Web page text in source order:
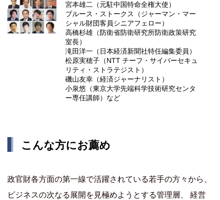
宮本雄二（元駐中国特命全権大使）
ブルース・ストークス（ジャーマン・マー
シャル財団客員シニアフェロー）
高橋杉雄（防衛省防衛研究所防衛政策研究
室長）
滝田洋一（日本経済新聞社特任編集委員）
松原実穂子（NTT チーフ・サイバーセキュ
リティ・ストラテジスト）
磯山友幸（経済ジャーナリスト）
小泉悠（東京大学先端科学技術研究センタ
ー専任講師）など
こんな方にお薦め
政官財各方面の第一線で活躍されている若手の方々から、
ビジネスの次なる展開を見極めようとする管理層、 経営